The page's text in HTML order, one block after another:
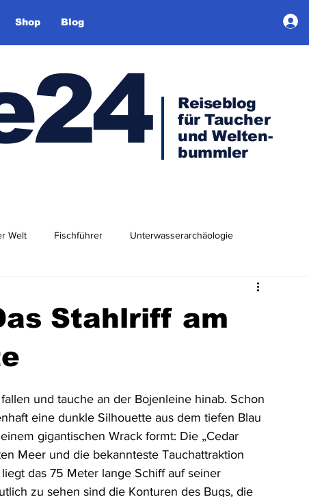
Shop Blog
Reiseblog
für Taucher
und Welten-
bummler
Welt Fischführer Unterwasserarchäologie
Kolumbien Puerto Rico US Virgin Islands
Griechenland Vereinigte Arabische Emirate
Stahlriff am
und tauche an der Bojenleine hinab. Schon
eine dunkle Silhouette aus dem tiefen Blau
gigantischen Wrack formt: Die „Cedar
Meer und die bekannteste Tauchattraktion
das 75 Meter lange Schiff auf seiner
zu sehen sind die Konturen des Bugs, die